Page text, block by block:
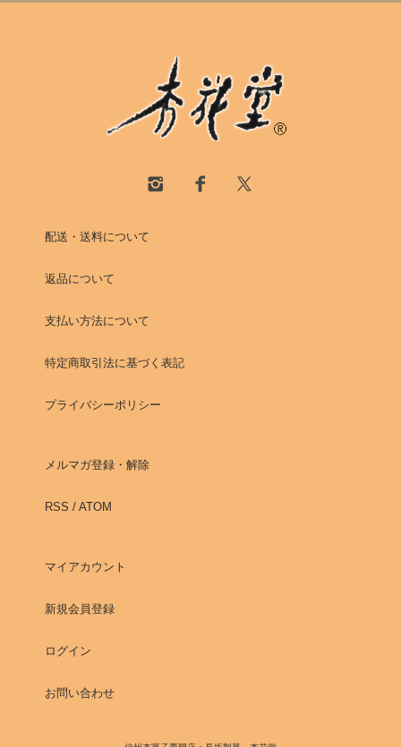
配送・送料について
返品について
支払い方法について
特定商取引法に基づく表記
プライバシーポリシー
メルマガ登録・解除
RSS / ATOM
マイアカウント
新規会員登録
ログイン
お問い合わせ